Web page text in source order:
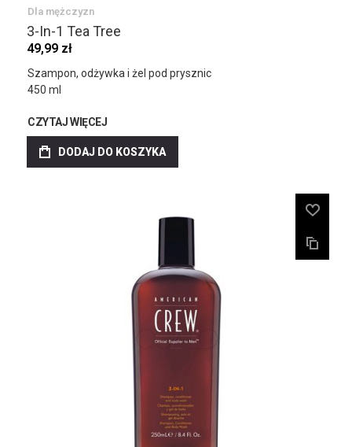
Dla mężczyzn
3-In-1 Tea Tree
49,99 zł
Szampon, odżywka i żel pod prysznic
450 ml
CZYTAJ WIĘCEJ
DODAJ DO KOSZYKA